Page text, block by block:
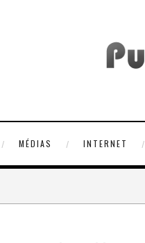
MÉDIAS INTERNET